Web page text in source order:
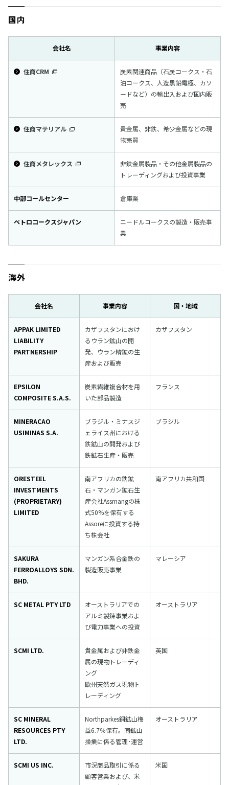
国内
会社名 事業内容
住商CRM
炭素関連商品（石炭コークス・石
油コークス、人造黒鉛電極、カソ
ードなど）の輸出入および国内販
売
住商マテリアル
貴金属、非鉄、希少金属などの現
物売買
住商メタレックス
非鉄金属製品・その他金属製品の
トレーディングおよび投資事業
中部コールセンター 倉庫業
ペトロコークスジャパン
ニードルコークスの製造・販売事
業
海外
会社名 事業内容 国・地域
APPAK LIMITED
LIABILITY
PARTNERSHIP
カザフスタンにおけ
るウラン鉱山の開
発、ウラン精鉱の生
産および販売
カザフスタン
EPSILON
COMPOSITE S.A.S.
炭素繊維複合材を用
いた部品製造
フランス
MINERACAO
USIMINAS S.A.
ブラジル・ミナスジ
ェライス州における
鉄鉱山の開発および
鉄鉱石生産・販売
ブラジル
ORESTEEL
INVESTMENTS
(PROPRIETARY)
LIMITED
南アフリカの鉄鉱
石・マンガン鉱石生
産会社Assmangの株
式50%を保有する
Assoreに投資する持
ち株会社
南アフリカ共和国
SAKURA
FERROALLOYS SDN.
BHD.
マンガン系合金鉄の
製造販売事業
マレーシア
SC METAL PTY LTD
オーストラリアでの
アルミ製錬事業およ
び電力事業への投資
オーストラリア
SCMI LTD.
貴金属および非鉄金
属の現物トレーディ
ング
欧州天然ガス現物ト
レーディング
英国
SC MINERAL
RESOURCES PTY
LTD.
Northparkes銅鉱山権
益6.7％保有。同鉱山
操業に係る管理･運営
オーストラリア
SCMI US INC.
市況商品取引に係る
顧客営業および、米
米国